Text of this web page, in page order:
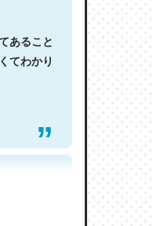
あること
てわかり